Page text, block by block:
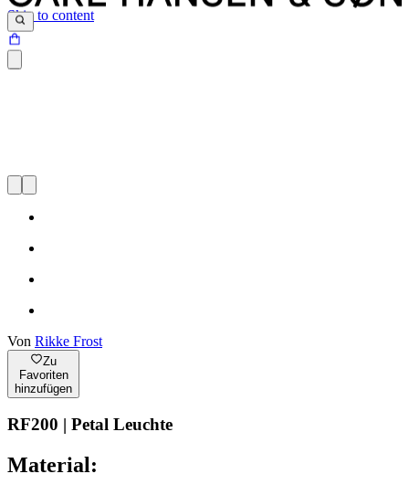
Skip to content
Von Rikke Frost
Zu
Favoriten
hinzufügen
RF200 | Petal Leuchte
Material: